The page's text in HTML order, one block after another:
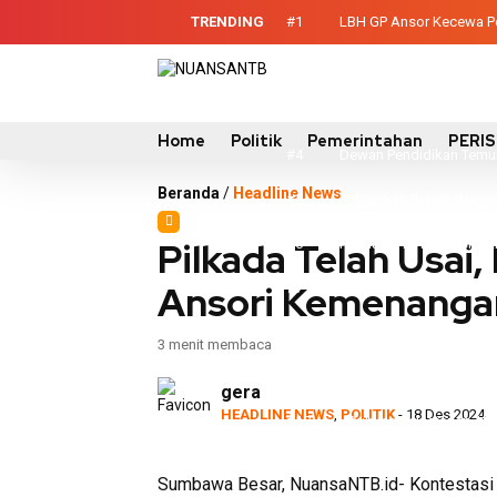
TRENDING #1 LBH GP Ansor Kecewa
Sinergi Eksekutif-
Dewan Pendidikan
#5 Ringankan Beban
Mataram
#6 ITB dan UTS Edukasi
#7 Perkuat Kolaborasi,
NTB
#10 Dukung Pelestarian,
Home Politik Pemerintahan
Beranda / Headline News
Pilkada Telah
Ansori
3 menit membaca
gera
HEADLINE NEWS POLITIK - 18 Des 2024
Sumbawa Besar, NuansaNTB.id-